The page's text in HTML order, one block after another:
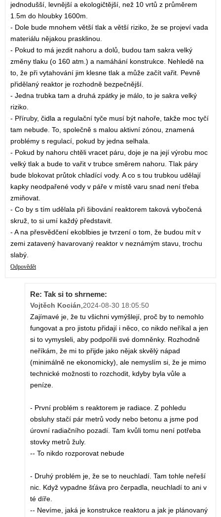
jednodušší, levnější a ekologičtější, než 10 vrtů z průměrem
1.5m do hloubky 1600m.
- Dole bude mnohem větší tlak a větší riziko, že se projeví vada
materiálu nějakou prasklinou.
- Pokud to má jezdit nahoru a dolů, budou tam sakra velký
změny tlaku (o 160 atm.) a namáhání konstrukce. Nehledě na
to, že při vytahování jim klesne tlak a může začít vařit. Pevně
přidělaný reaktor je rozhodně bezpečnější.
- Jedna trubka tam a druhá zpátky je málo, to je sakra velký
riziko.
- Příruby, čidla a regulační tyče musí být nahoře, takže moc tyčí
tam nebude. To, společně s malou aktivní zónou, znamená
problémy s regulací, pokud by jedna selhala.
- Pokud by nahoru chtěli vracet páru, doje je na její výrobu moc
velký tlak a bude to vařit v trubce směrem nahoru. Tlak páry
bude blokovat průtok chladící vody. A co s tou trubkou udělají
kapky neodpařené vody v páře v místě varu snad není třeba
zmiňovat.
- Co by s tím udělala při šibování reaktorem taková vybočená
skruž, to si umí každý představit.
- A na přesvědčení ekoblbies je tvrzení o tom, že budou mít v
zemi zatavený havarovaný reaktor v neznámým stavu, trochu
slabý.
Odpovědět
Re: Tak si to shrneme:
Vojtěch Kocián 2024-08-30 18:05:50
Zajímavé je, že tu všichni vymýšlejí, proč by to nemohlo
fungovat a pro jistotu přidají i něco, co nikdo neříkal a jen
si to vymysleli, aby podpořili své domněnky. Rozhodně
neříkám, že mi to přijde jako nějak skvělý nápad
(minimálně ne ekonomicky), ale nemyslím si, že je mimo
technické možnosti to rozchodit, kdyby byla vůle a
peníze.
- První problém s reaktorem je radiace. Z pohledu
obsluhy stačí pár metrů vody nebo betonu a jsme pod
úrovní radiačního pozadí. Tam kvůli tomu není potřeba
stovky metrů žuly.
-- To nikdo rozporovat nebude
- Druhý problém je, že se to neuchladí. Tam tohle neřeší
nic. Když vypadne šťáva pro čerpadla, neuchladí to ani v
té díře.
-- Nevíme, jaká je konstrukce reaktoru a jak je plánovaný